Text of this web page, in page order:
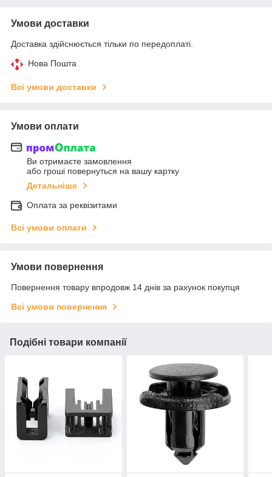
Умови доставки
Доставка здійснюється тільки по передоплаті.
Нова Пошта
Всі умови доставки
Умови оплати
Ви отримаєте замовлення
або гроші повернуться на вашу картку
Детальніше
Оплата за реквізитами
Всі умови оплати
Умови повернення
Повернення товару впродовж 14 днів за рахунок покупця
Всі умови повернення
Подібні товари компанії